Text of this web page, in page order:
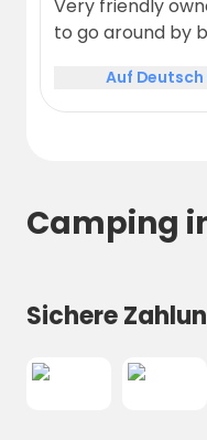
Very friendly
to go around by
Auf
Camping
Sichere